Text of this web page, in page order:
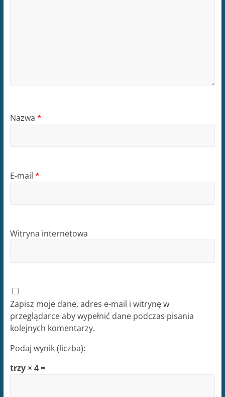
Nazwa *
E-mail *
Witryna internetowa
Zapisz moje dane, adres e-mail i witrynę w
przeglądarce aby wypełnić dane podczas pisania
kolejnych komentarzy.
Podaj wynik (liczba):
trzy × 4 =